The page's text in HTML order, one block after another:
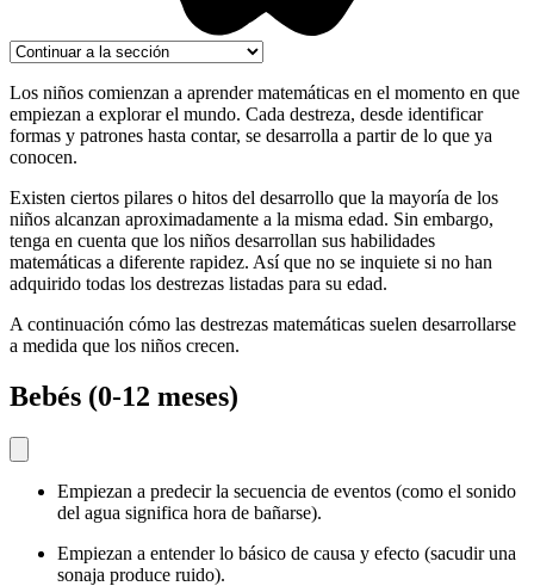
Los niños comienzan a aprender matemáticas en el momento en que
empiezan a explorar el mundo. Cada destreza, desde identificar
formas y patrones hasta contar, se desarrolla a partir de lo que ya
conocen.
Existen ciertos pilares o hitos del desarrollo que la mayoría de los
niños alcanzan aproximadamente a la misma edad. Sin embargo,
tenga en cuenta que los niños desarrollan sus habilidades
matemáticas a diferente rapidez. Así que no se inquiete si no han
adquirido todas los destrezas listadas para su edad.
A continuación cómo las destrezas matemáticas suelen desarrollarse
a medida que los niños crecen.
Bebés (0-12 meses)
Empiezan a predecir la secuencia de eventos (como el sonido
del agua significa hora de bañarse).
Empiezan a entender lo básico de causa y efecto (sacudir una
sonaja produce ruido).